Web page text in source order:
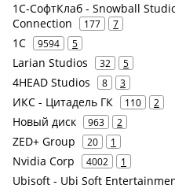
1С-СофтКлаб - Snowball
Connection
177 7
1С 9594 5
Larian Studios 32 5
4HEAD Studios 8 3
ИКС - Цитадель ГК 110 2
Новый диск 963 2
ZED+ Group 20 1
Nvidia Corp 4002 1
Ubisoft - Ubi Soft